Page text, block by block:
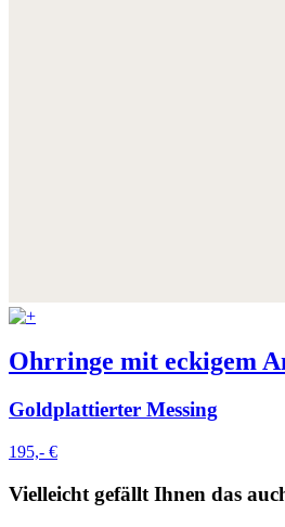
Ohrringe mit eckigem
Goldplattierter Messing
195,- €
Vielleicht gefällt Ihnen das